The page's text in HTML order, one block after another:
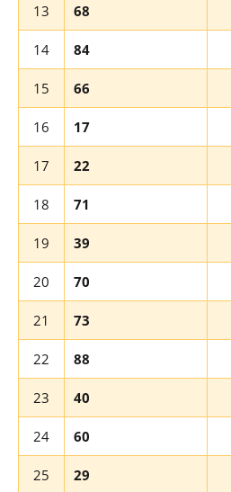
13 68
14 84
15 66
16 17
17 22
18 71
19 39
20 70
21 73
22 88
23 40
24 60
25 29